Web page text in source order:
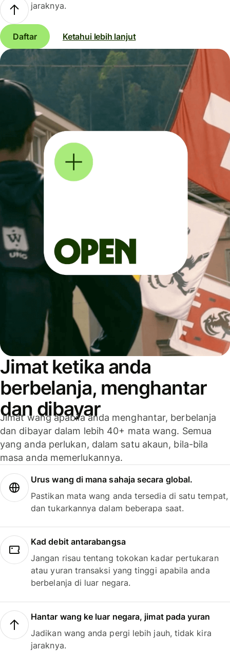
jaraknya.
Daftar Ketahui lebih lanjut
Jimat ketika anda
berbelanja, menghantar
dan dibayar
Jimat wang apabila anda menghantar, berbelanja
dan dibayar dalam lebih 40+ mata wang. Semua
yang anda perlukan, dalam satu akaun, bila-bila
masa anda memerlukannya.
Urus wang di mana sahaja secara global.
Pastikan mata wang anda tersedia di satu tempat,
dan tukarkannya dalam beberapa saat.
Kad debit antarabangsa
Jangan risau tentang tokokan kadar pertukaran
atau yuran transaksi yang tinggi apabila anda
berbelanja di luar negara.
Hantar wang ke luar negara, jimat pada yuran
Jadikan wang anda pergi lebih jauh, tidak kira
jaraknya.